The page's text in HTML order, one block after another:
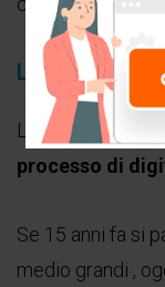
L’evoluzione
La crescita di
processo di
Se 15 anni fa si
medio grandi ,